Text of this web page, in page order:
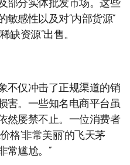
部分实体批发市场。这些
感性以及对“内部货源”
缺资源”出售。
不仅冲击了正规渠道的销
害。一些知名电商平台虽
然屡禁不止。一位消费者
格‘非常美丽’的飞天茅
常尴尬。”